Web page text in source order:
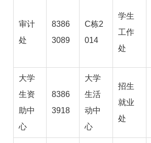
审计
处
8386
3089
C栋2
014
学生
工作
处
大学
生资
助中
心
8386
3918
大学
生活
动中
心
招生
就业
处